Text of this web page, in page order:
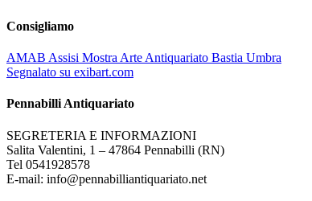
Consigliamo
AMAB Assisi Mostra Arte Antiquariato Bastia Umbra
Segnalato su exibart.com
Pennabilli Antiquariato
SEGRETERIA E INFORMAZIONI
Salita Valentini, 1 – 47864 Pennabilli (RN)
Tel 0541928578
E-mail: info@pennabilliantiquariato.net